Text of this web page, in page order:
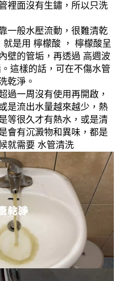
裡面沒有生鏽，所以只洗
一般水壓流動，很難清乾
是用 檸檬酸 ， 檸檬酸呈
壁的管垢，再透過 高週波
這樣的話，可在不傷水管
乾淨。
過一周沒有使用再開啟，
是流出水量越來越少，熱
等很久才有熱水，或是清
會有沉澱物和異味，都是
就需要 水管清洗